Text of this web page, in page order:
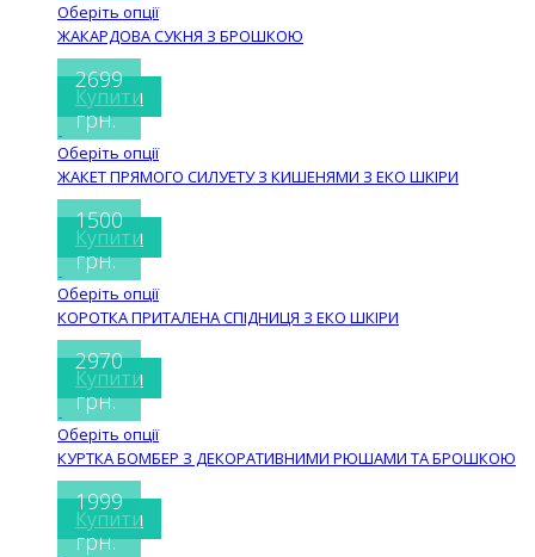
Оберіть опції
ЖАКАРДОВА СУКНЯ З БРОШКОЮ
Купити
2699
грн.
Оберіть опції
ЖАКЕТ ПРЯМОГО СИЛУЕТУ З КИШЕНЯМИ З ЕКО ШКІРИ
Купити
1500
грн.
Оберіть опції
КОРОТКА ПРИТАЛЕНА СПІДНИЦЯ З ЕКО ШКІРИ
Купити
2970
грн.
Оберіть опції
КУРТКА БОМБЕР З ДЕКОРАТИВНИМИ РЮШАМИ ТА БРОШКОЮ
Купити
1999
грн.